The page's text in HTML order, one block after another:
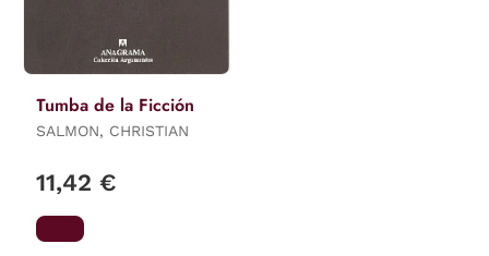
Tumba de la Ficción
SALMON, CHRISTIAN
11,42 €